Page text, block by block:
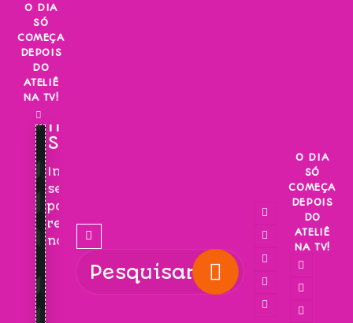
Skip
content
O DIA
SÓ
COMEÇA
DEPOIS
DO
ATELIÊ
NA TV!
INSCREVA-
SE!
Inscreva-
se
para
receber
novidades!
O DIA
SÓ
COMEÇA
DEPOIS
DO
ATELIÊ
NA TV!